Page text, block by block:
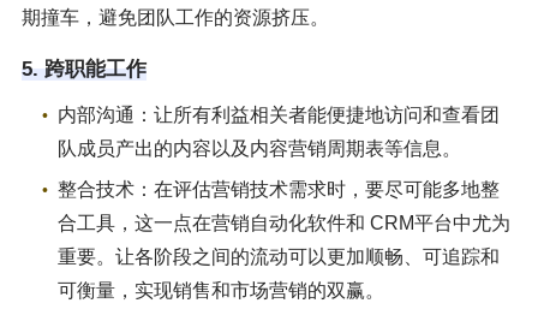
期撞车，避免团队工作的资源挤压。
5. 跨职能工作
内部沟通：让所有利益相关者能便捷地访问和查看团
队成员产出的内容以及内容营销周期表等信息。
整合技术：在评估营销技术需求时，要尽可能多地整
合工具，这一点在营销自动化软件和 CRM平台中尤为
重要。让各阶段之间的流动可以更加顺畅、可追踪和
可衡量，实现销售和市场营销的双赢。